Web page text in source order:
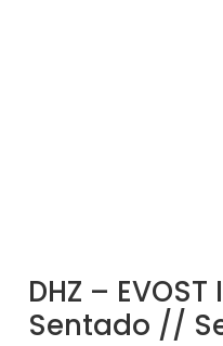
DHZ –
Sentado //